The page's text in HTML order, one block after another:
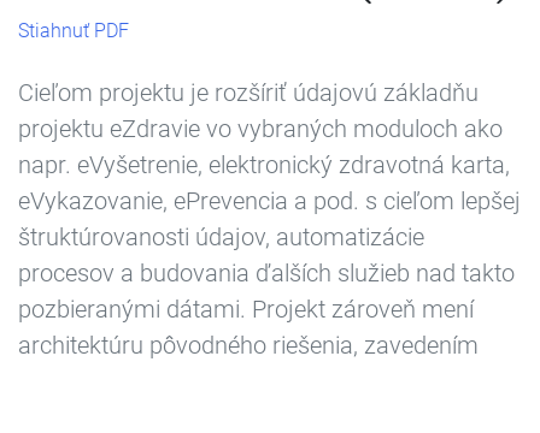
Stiahnuť PDF
Cieľom projektu je rozšíriť údajovú základňu
projektu eZdravie vo vybraných moduloch ako
napr. eVyšetrenie, elektronický zdravotná karta,
eVykazovanie, ePrevencia a pod. s cieľom lepšej
štruktúrovanosti údajov, automatizácie
procesov a budovania ďalších služieb nad takto
pozbieranými dátami. Projekt zároveň mení
architektúru pôvodného riešenia, zavedením